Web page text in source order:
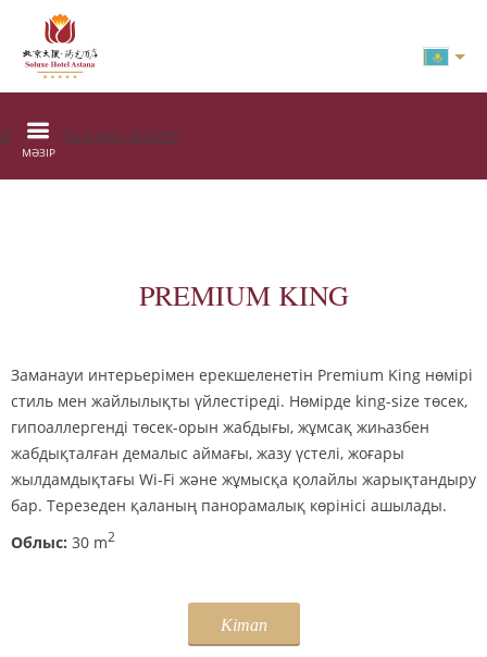
Онлайн брондау жүйесі
МӘЗІР
PREMIUM KING
Заманауи интерьерімен ерекшеленетін Premium King нөмірі
стиль мен жайлылықты үйлестіреді. Нөмірде king-size төсек,
гипоаллергенді төсек-орын жабдығы, жұмсақ жиһазбен
жабдықталған демалыс аймағы, жазу үстелі, жоғары
жылдамдықтағы Wi-Fi және жұмысқа қолайлы жарықтандыру
бар. Терезеден қаланың панорамалық көрінісі ашылады.
Облыс: 30 m2
Кітап